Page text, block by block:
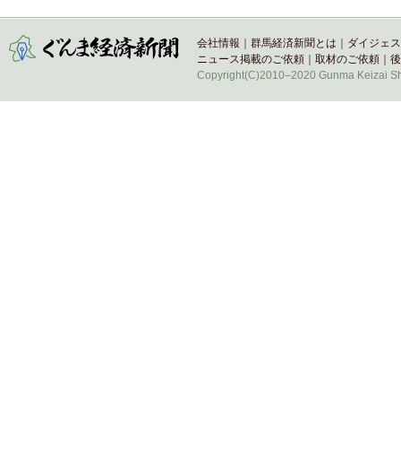
会社情報 群馬経済新聞とは
ダイジェ
ニュース掲載のご依頼
取材のご依頼
Copyright(C)2010–2020 Gunma Keizai